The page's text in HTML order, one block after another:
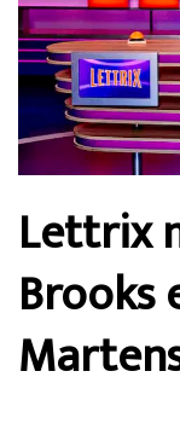
Lettrix
Brooks